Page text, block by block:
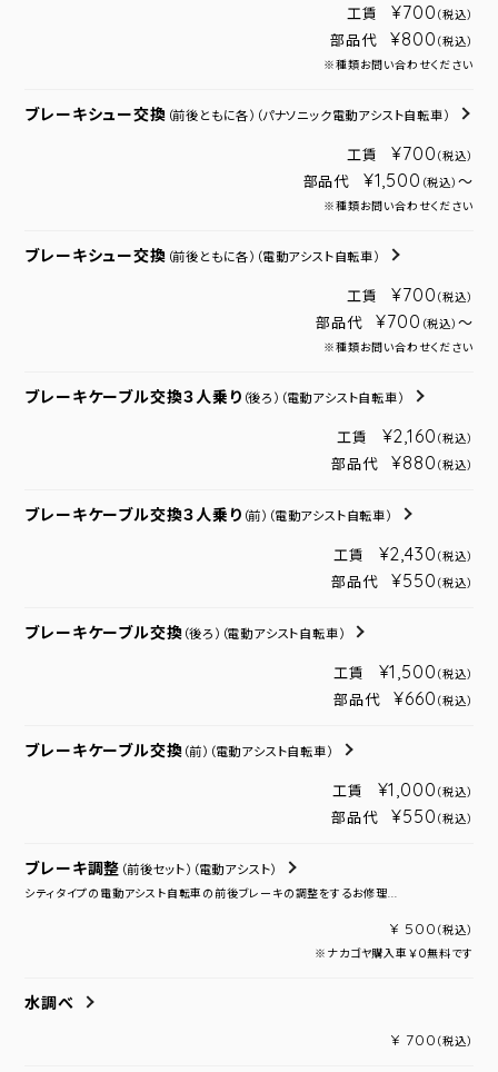
工賃 ¥700 （税込）
部品代 ¥800 （税込）
※種類お問い合わせください
ブレーキシュー交換 （前後ともに各） （パナソニック電動アシスト自転車）
工賃 ¥700 （税込）
部品代 ¥1,500 （税込） ～
※種類お問い合わせください
ブレーキシュー交換 （前後ともに各） （電動アシスト自転車）
工賃 ¥700 （税込）
部品代 ¥700 （税込） ～
※種類お問い合わせください
ブレーキケーブル交換３人乗り （後ろ） （電動アシスト自転車）
工賃 ¥2,160 （税込）
部品代 ¥880 （税込）
ブレーキケーブル交換３人乗り （前） （電動アシスト自転車）
工賃 ¥2,430 （税込）
部品代 ¥550 （税込）
ブレーキケーブル交換 （後ろ） （電動アシスト自転車）
工賃 ¥1,500 （税込）
部品代 ¥660 （税込）
ブレーキケーブル交換 （前） （電動アシスト自転車）
工賃 ¥1,000 （税込）
部品代 ¥550 （税込）
ブレーキ調整 （前後セット） （電動アシスト）
シティタイプの電動アシスト自転車の前後ブレーキの調整をするお修理...
¥ 500 （税込）
※ナカゴヤ購入車￥０無料です
水調べ
¥ 700 （税込）